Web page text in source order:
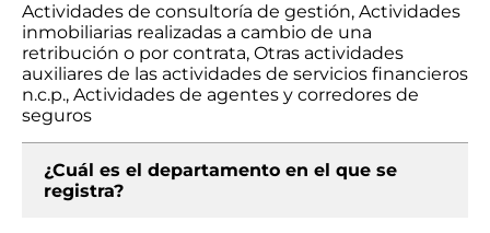
Actividades de consultoría de gestión, Actividades
inmobiliarias realizadas a cambio de una
retribución o por contrata, Otras actividades
auxiliares de las actividades de servicios financieros
n.c.p., Actividades de agentes y corredores de
seguros
¿Cuál es el departamento en el que se
registra?